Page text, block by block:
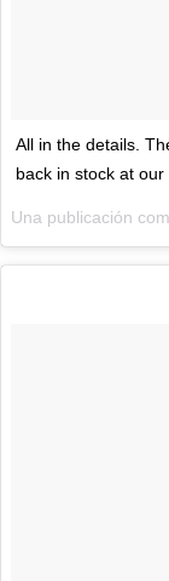
All in the details.
back in stock at